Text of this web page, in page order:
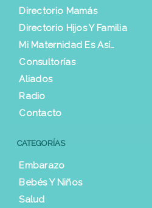
Directorio Mamás
Directorio Hijos Y Familia
Mi Maternidad Es Así…
Consultorías
Aliados
Radio
Contacto
CATEGORÍAS
Embarazo
Bebés Y Niños
Salud